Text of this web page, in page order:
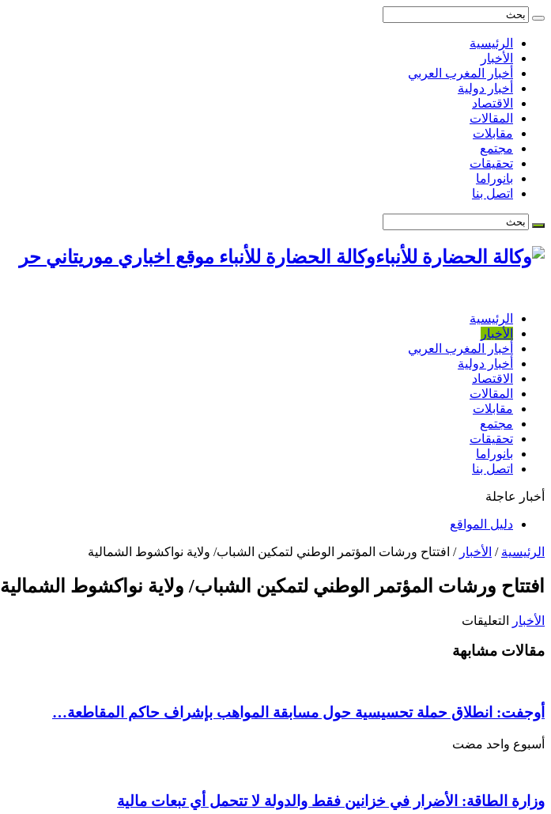
الرئيسية
الأخبار
أخبار المغرب العربي
أخبار دولية
الاقتصاد
المقالات
مقابلات
مجتمع
تحقيقات
بانوراما
اتصل بنا
وكالة الحضارة للأنباء موقع اخباري موريتاني حر
الرئيسية
الأخبار
أخبار المغرب العربي
أخبار دولية
الاقتصاد
المقالات
مقابلات
مجتمع
تحقيقات
بانوراما
اتصل بنا
أخبار عاجلة
دليل المواقع
الرئيسية / الأخبار / افتتاح ورشات المؤتمر الوطني لتمكين الشباب/ ولاية نواكشوط الشمالية
افتتاح ورشات المؤتمر الوطني لتمكين الشباب/ ولاية نواكشوط الشمالية
الأخبار التعليقات
ورشات
الشباب/
ولاية
نواكشوط
مقالات مشابهة
أوجفت: انطلاق حملة تحسيسية حول مسابقة المواهب بإشراف حاكم المقاطعة…
‏أسبوع واحد مضت
وزارة الطاقة: الأضرار في خزانين فقط والدولة لا تتحمل أي تبعات مالية